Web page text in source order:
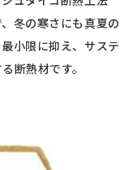
冬の寒さにも真夏の
小限に抑え、サステ
断熱材です。